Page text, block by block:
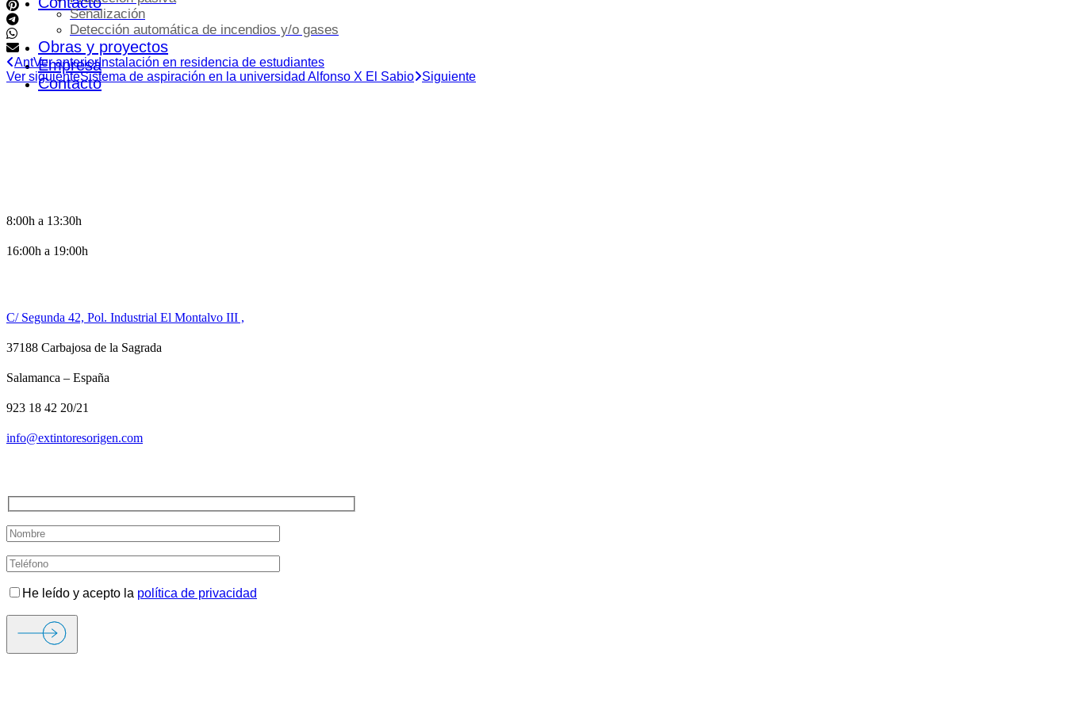
Señalización
Detección automática de incendios y/o gases
Obras y proyectos
Empresa
Contacto
AntVer anteriorInstalación en residencia de estudiantes
Ver siguienteSistema de aspiración en la universidad Alfonso X El Sabio Siguiente
8:00h a 13:30h
16:00h a 19:00h
C/ Segunda 42, Pol. Industrial El Montalvo III ,
37188 Carbajosa de la Sagrada
Salamanca – España
923 18 42 20/21
info@extintoresorigen.com
He leído y acepto la política de privacidad